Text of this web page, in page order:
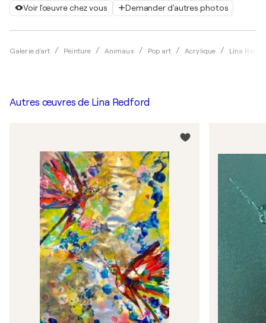
Voir l'œuvre chez vous Demander d'autres photos
Galerie d'art Peinture Animaux Pop art Acrylique Lina
Autres œuvres de Lina Redford